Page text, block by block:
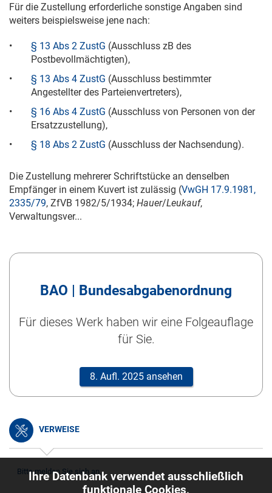
Für die Zustellung erforderliche sonstige Angaben sind
weiters beispielsweise jene nach:
• § 13 Abs 2 ZustG (Ausschluss zB des
Postbevollmächtigten),
•
§ 13 Abs 4 ZustG (Ausschluss bestimmter
Angestellter des Parteienvertreters),
•
§ 16 Abs 4 ZustG (Ausschluss von Personen von der
Ersatzzustellung),
•
§ 18 Abs 2 ZustG (Ausschluss der Nachsendung).
Die Zustellung mehrerer Schriftstücke an denselben
Empfänger in einem Kuvert ist zulässig (VwGH 17.9.1981,
2335/79, ZfVB 1982/5/1934; Hauer/Leukauf,
Verwaltungsver...
BAO | Bundesabgabenordnung
Für dieses Werk haben wir eine Folgeauflage
für Sie.
8. Aufl. 2025 ansehen
VERWEISE
Bitte melden Sie sich an.
Ihre Datenbank verwendet ausschließlich
funktionale Cookies,